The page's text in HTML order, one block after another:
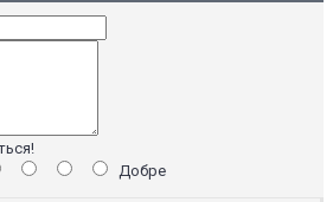
Добре